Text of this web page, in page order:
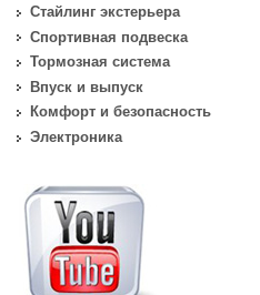
Стайлинг экстерьера
Спортивная подвеска
Тормозная система
Впуск и выпуск
Комфорт и безопасность
Электроника